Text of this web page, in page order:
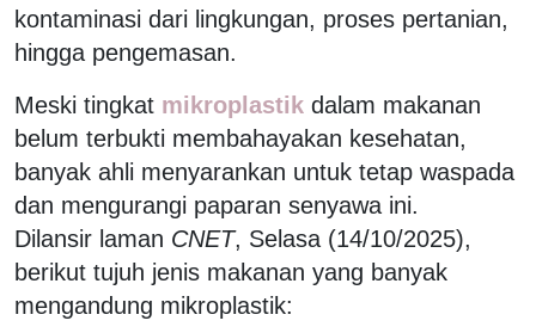
kontaminasi dari lingkungan, proses pertanian,
hingga pengemasan.
Meski tingkat mikroplastik dalam makanan
belum terbukti membahayakan kesehatan,
banyak ahli menyarankan untuk tetap waspada
dan mengurangi paparan senyawa ini.
Dilansir laman CNET, Selasa (14/10/2025),
berikut tujuh jenis makanan yang banyak
mengandung mikroplastik: